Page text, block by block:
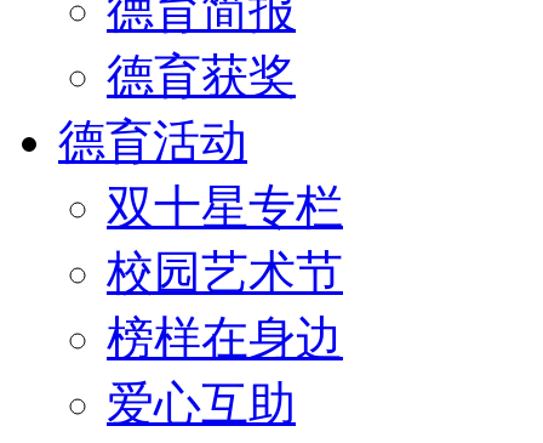
德育获奖
德育活动
双十星专栏
校园艺术节
榜样在身边
爱心互助